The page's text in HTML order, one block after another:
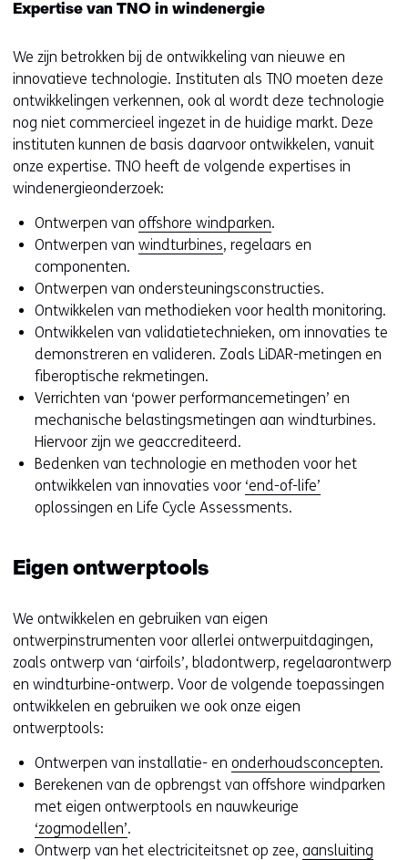
Expertise van TNO in windenergie
We zijn betrokken bij de ontwikkeling van nieuwe en
innovatieve technologie. Instituten als TNO moeten deze
ontwikkelingen verkennen, ook al wordt deze technologie
nog niet commercieel ingezet in de huidige markt. Deze
instituten kunnen de basis daarvoor ontwikkelen, vanuit
onze expertise. TNO heeft de volgende expertises in
windenergieonderzoek:
Ontwerpen van offshore windparken.
Ontwerpen van windturbines, regelaars en
componenten.
Ontwerpen van ondersteuningsconstructies.
Ontwikkelen van methodieken voor health monitoring.
Ontwikkelen van validatietechnieken, om innovaties te
demonstreren en valideren. Zoals LiDAR-metingen en
fiberoptische rekmetingen.
Verrichten van ‘power performancemetingen’ en
mechanische belastingsmetingen aan windturbines.
Hiervoor zijn we geaccrediteerd.
Bedenken van technologie en methoden voor het
ontwikkelen van innovaties voor ‘end-of-life’
oplossingen en Life Cycle Assessments.
Eigen ontwerptools
We ontwikkelen en gebruiken van eigen
ontwerpinstrumenten voor allerlei ontwerpuitdagingen,
zoals ontwerp van ‘airfoils’, bladontwerp, regelaarontwerp
en windturbine-ontwerp. Voor de volgende toepassingen
ontwikkelen en gebruiken we ook onze eigen
ontwerptools:
Ontwerpen van installatie- en onderhoudsconcepten.
Berekenen van de opbrengst van offshore windparken
met eigen ontwerptools en nauwkeurige
‘zogmodellen’.
Ontwerp van het electriciteitsnet op zee, aansluiting